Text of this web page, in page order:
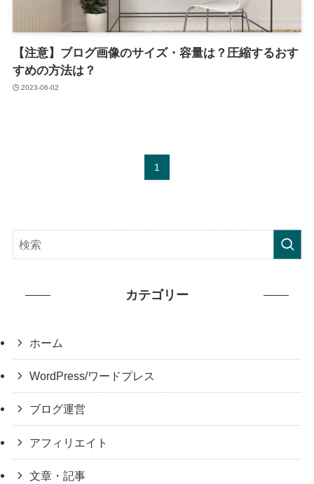
【注意】ブログ画像のサイズ・容量は？圧縮するおす
すめの方法は？
2023-06-02
1
カテゴリー
ホーム
WordPress/ワードプレス
ブログ運営
アフィリエイト
文章・記事